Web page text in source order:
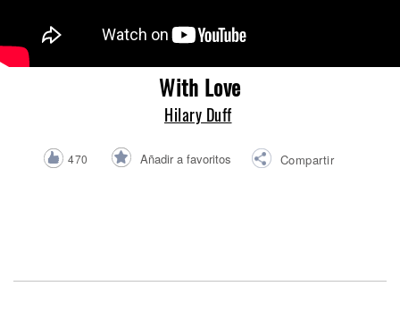
With Love
Hilary Duff
470 Añadir a favoritos Compartir